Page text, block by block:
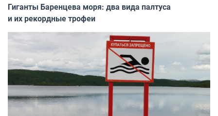
Гиганты Баренцева моря: два вида палтуса
и их рекордные трофеи